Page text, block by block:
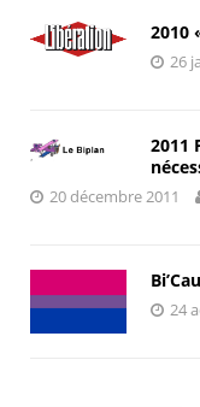
2010
26
2011
20 décembre 2011
24